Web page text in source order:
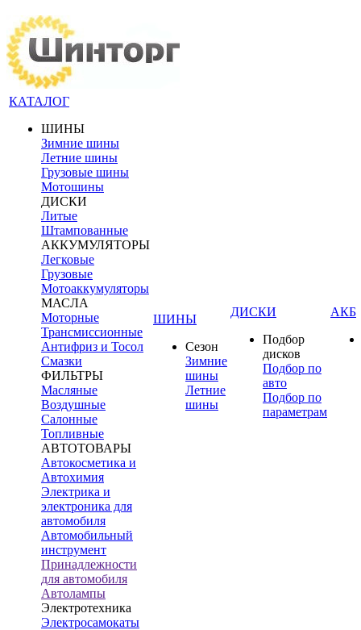
КАТАЛОГ
ШИНЫ
Зимние шины
Летние шины
Грузовые шины
Мотошины
ДИСКИ
Литые
Штампованные
АККУМУЛЯТОРЫ
Легковые
Грузовые
Мотоаккумуляторы
МАСЛА
Моторные
Трансмиссионные
Антифриз и Тосол
Смазки
ФИЛЬТРЫ
Масляные
Воздушные
Салонные
Топливные
АВТОТОВАРЫ
Автокосметика и
Автохимия
Электрика и
электроника для
автомобиля
Автомобильный
инструмент
Принадлежности
для автомобиля
Автолампы
Электротехника
Электросамокаты
ШИНЫ
Сезон
Зимние
шины
Летние
шины
ДИСКИ
Подбор
дисков
Подбор по
авто
Подбор по
параметрам
АКБ